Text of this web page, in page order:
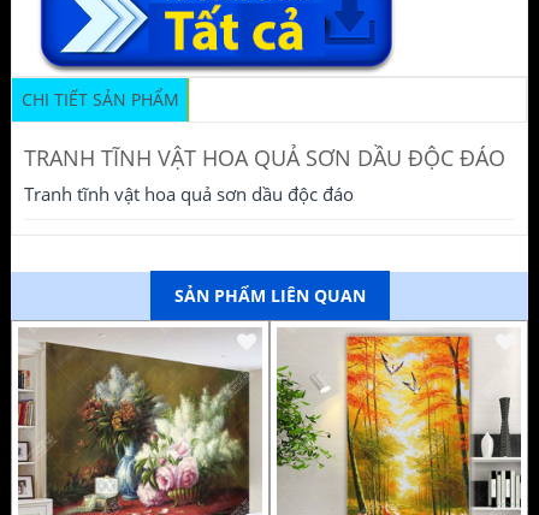
CHI TIẾT SẢN PHẨM
TRANH TĨNH VẬT HOA QUẢ SƠN DẦU ĐỘC ĐÁO
Tranh tĩnh vật hoa quả sơn dầu độc đáo
SẢN PHẨM LIÊN QUAN